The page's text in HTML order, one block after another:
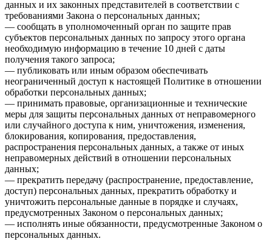
данных и их законных представителей в соответствии с
требованиями Закона о персональных данных;
— сообщать в уполномоченный орган по защите прав
субъектов персональных данных по запросу этого органа
необходимую информацию в течение 10 дней с даты
получения такого запроса;
— публиковать или иным образом обеспечивать
неограниченный доступ к настоящей Политике в отношении
обработки персональных данных;
— принимать правовые, организационные и технические
меры для защиты персональных данных от неправомерного
или случайного доступа к ним, уничтожения, изменения,
блокирования, копирования, предоставления,
распространения персональных данных, а также от иных
неправомерных действий в отношении персональных
данных;
— прекратить передачу (распространение, предоставление,
доступ) персональных данных, прекратить обработку и
уничтожить персональные данные в порядке и случаях,
предусмотренных Законом о персональных данных;
— исполнять иные обязанности, предусмотренные Законом о
персональных данных.